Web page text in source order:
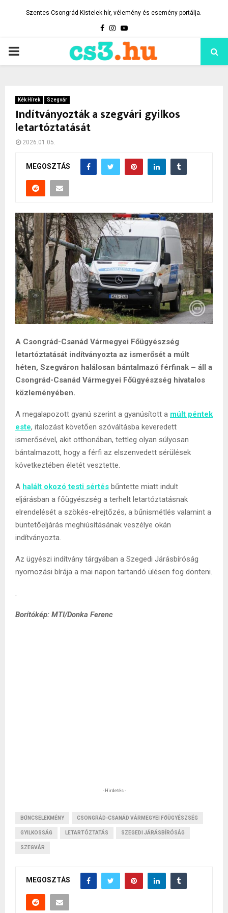
Szentes-Csongrád-Kistelek hír, vélemény és esemény portálja.
Facebook
Instagram
Youtube
PRIMARY
Kék Hírek Szegvár
Indítványozták a szegvári gyilkos
letartóztatását
2026.01.05.
MEGOSZTÁS
A Csongrád-Csanád Vármegyei Főügyészség
letartóztatását indítványozta az ismerősét a múlt
héten, Szegváron halálosan bántalmazó férfinak – áll a
Csongrád-Csanád Vármegyei Főügyészség hivatalos
közleményében.
A megalapozott gyanú szerint a gyanúsított a múlt péntek
este, italozást követően szóváltásba keveredett
ismerősével, akit otthonában, tettleg olyan súlyosan
bántalmazott, hogy a férfi az elszenvedett sérülések
következtében életét vesztette.
A halált okozó testi sértés bűntette miatt indult
eljárásban a főügyészség a terhelt letartóztatásnak
elrendelését a szökés-elrejtőzés, a bűnismétlés valamint a
büntetőeljárás meghiúsításának veszélye okán
indítványozta.
Az ügyészi indítvány tárgyában a Szegedi Járásbíróság
nyomozási bírája a mai napon tartandó ülésen fog dönteni.
.
Borítókép: MTI/Donka Ferenc
- Hirdetés -
BŰNCSELEKMÉNY CSONGRÁD-CSANÁD VÁRMEGYEI FŐÜGYÉSZSÉG
GYILKOSSÁG LETARTÓZTATÁS SZEGEDI JÁRÁSBÍRÓSÁG
SZEGVÁR
MEGOSZTÁS